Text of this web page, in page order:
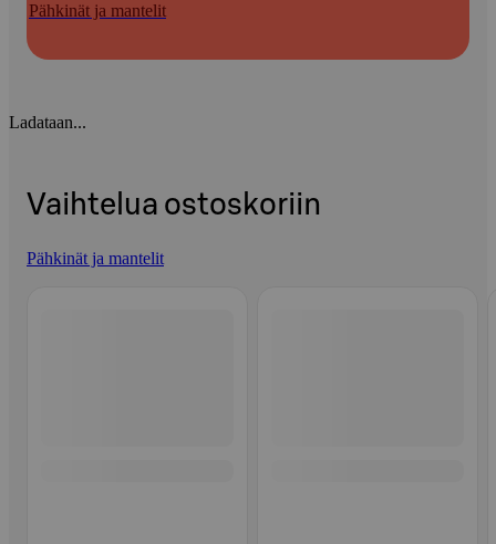
Pähkinät ja mantelit
Ladataan...
Vaihtelua ostoskoriin
Pähkinät ja mantelit